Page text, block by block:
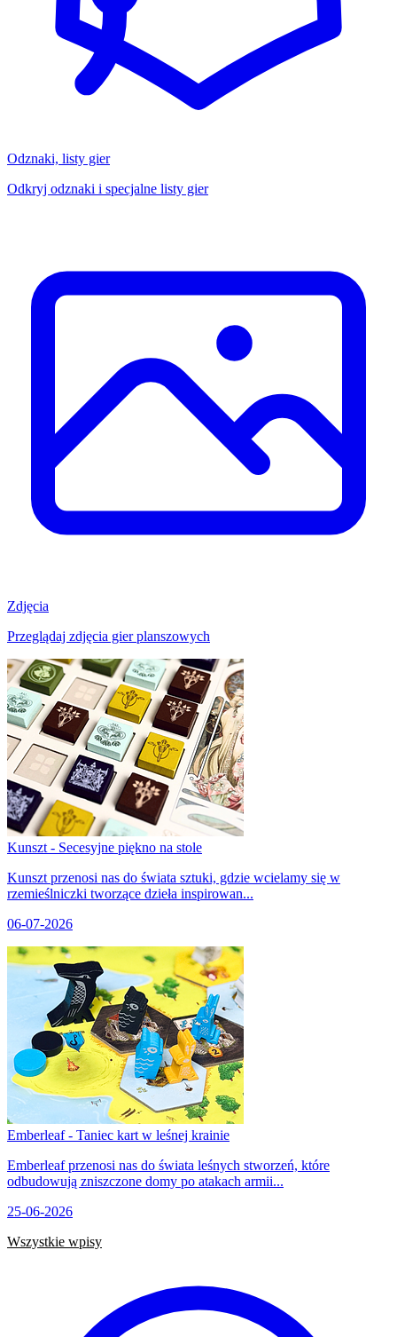
Odznaki, listy gier
Odkryj odznaki i specjalne listy gier
Zdjęcia
Przeglądaj zdjęcia gier planszowych
Kunszt - Secesyjne piękno na stole
Kunszt przenosi nas do świata sztuki, gdzie wcielamy się w
rzemieślniczki tworzące dzieła inspirowan...
06-07-2026
Emberleaf - Taniec kart w leśnej krainie
Emberleaf przenosi nas do świata leśnych stworzeń, które
odbudowują zniszczone domy po atakach armii...
25-06-2026
Wszystkie wpisy